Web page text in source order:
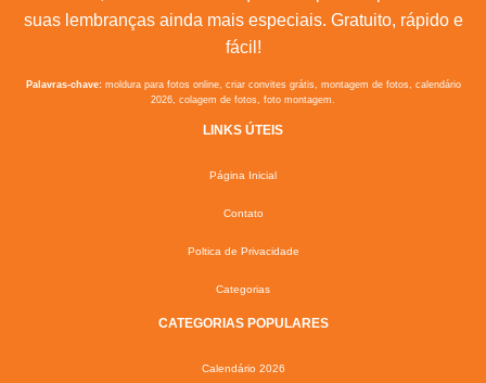
suas lembranças ainda mais especiais. Gratuito, rápido e
fácil!
Palavras-chave:moldura para fotos online, criar convites grátis, montagem de fotos, calendário
2026, colagem de fotos, foto montagem.
LINKS ÚTEIS
Página Inicial
Contato
Poltica de Privacidade
Categorias
CATEGORIAS POPULARES
Calendário 2026